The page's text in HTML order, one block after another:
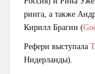
ринга, а также
Кирилл Брагин (
Рефери выступала
Нидерланды).